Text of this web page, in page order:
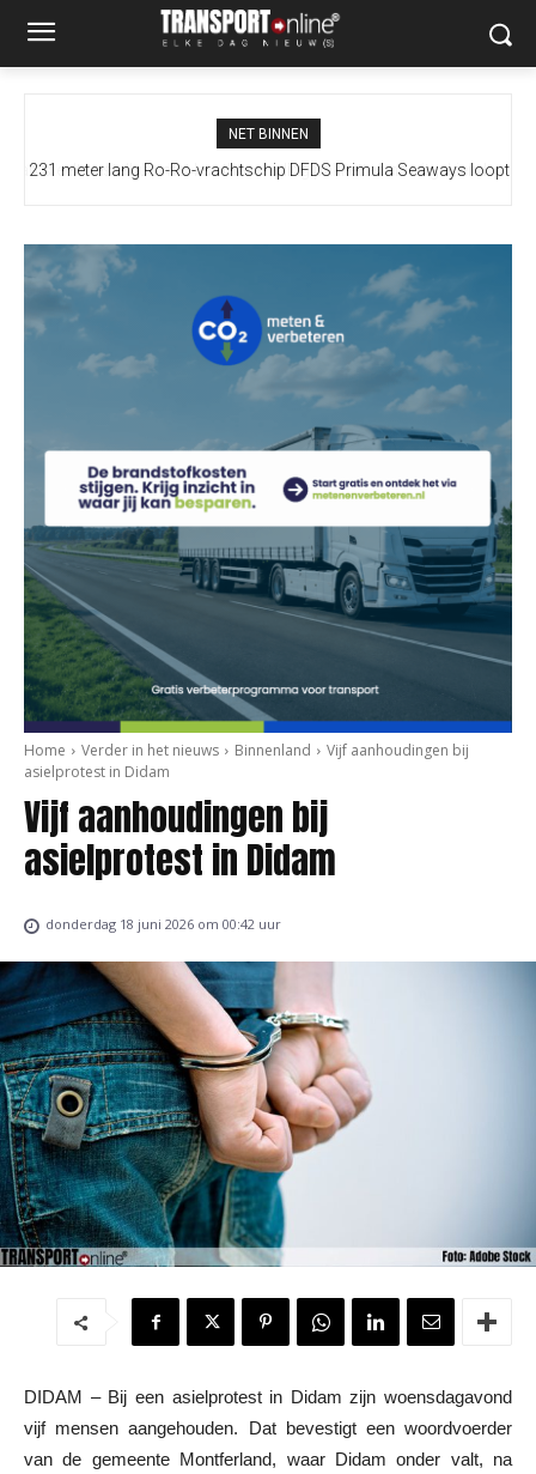
NET BINNEN
231 meter lang Ro-Ro-vrachtschip DFDS Primula Seaways loopt
Home Verder in het nieuws Binnenland
Vijf aanhoudingen bij
asielprotest in Didam
Vijf aanhoudingen bij
asielprotest in Didam
donderdag 18 juni 2026 om 00:42 uur
DIDAM – Bij een asielprotest in Didam zijn woensdagavond
vijf mensen aangehouden. Dat bevestigt een woordvoerder
van de gemeente Montferland, waar Didam onder valt, na